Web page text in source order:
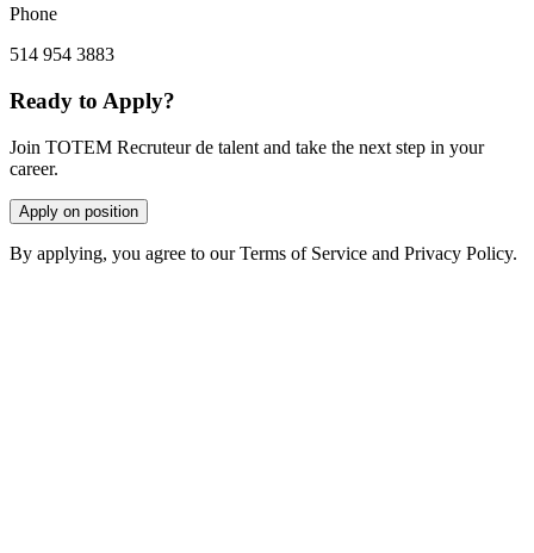
Phone
514 954 3883
Ready to Apply?
Join TOTEM Recruteur de talent and take the next step in your
career.
Apply on position
By applying, you agree to our Terms of Service and Privacy Policy.